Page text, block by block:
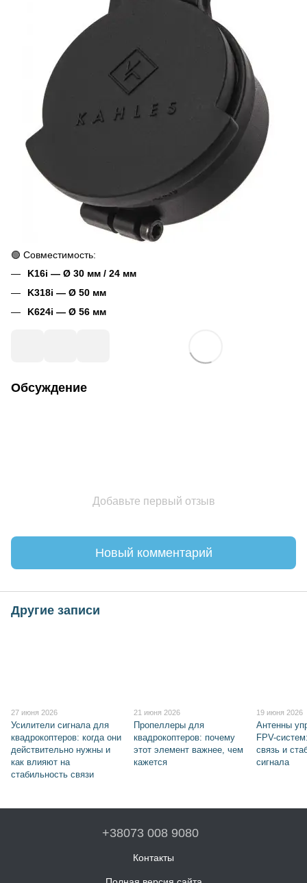
🟢 Совместимость:
K16i — Ø 30 мм / 24 мм
K318i — Ø 50 мм
K624i — Ø 56 мм
Обсуждение
Добавьте первый отзыв
Новый комментарий
Другие записи
27 июня 2026
Усилители сигнала для
квадрокоптеров: когда они
действительно нужны и
как влияют на
стабильность связи
21 июня 2026
Пропеллеры для
квадрокоптеров: почему
этот элемент важнее, чем
кажется
19 июня 2026
Антенны
FPV-
связь и
сигнала
+38073 008 9080
Контакты